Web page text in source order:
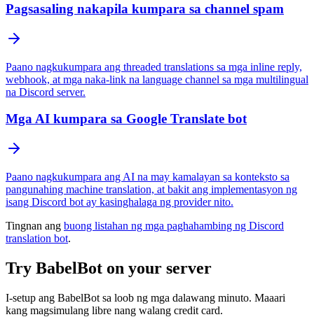
Pagsasaling nakapila kumpara sa channel spam
Paano nagkukumpara ang threaded translations sa mga inline reply,
webhook, at mga naka-link na language channel sa mga multilingual
na Discord server.
Mga AI kumpara sa Google Translate bot
Paano nagkukumpara ang AI na may kamalayan sa konteksto sa
pangunahing machine translation, at bakit ang implementasyon ng
isang Discord bot ay kasinghalaga ng provider nito.
Tingnan ang buong listahan ng mga paghahambing ng Discord
translation bot.
Try BabelBot on your server
I-setup ang BabelBot sa loob ng mga dalawang minuto. Maaari
kang magsimulang libre nang walang credit card.